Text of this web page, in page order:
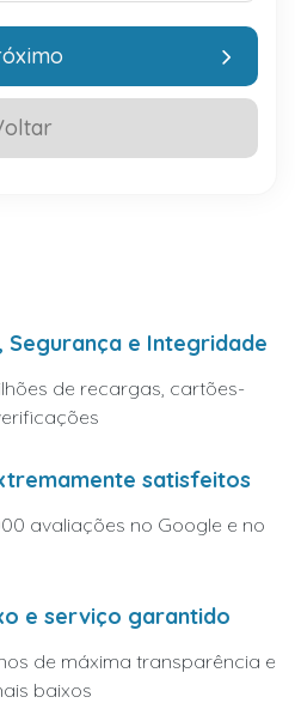
Segurança e Integridade
de recargas, cartões-
satisfeitos
avaliações no Google e no
e serviço garantido
de máxima transparência e
baixos